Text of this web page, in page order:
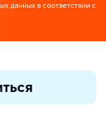
данных в соответствии с